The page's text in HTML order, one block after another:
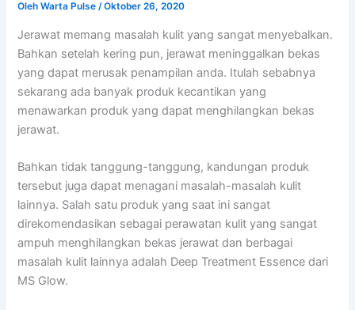
OlehWarta Pulse/Oktober 26, 2020
Jerawat memang masalah kulit yang sangat menyebalkan.
Bahkan setelah kering pun, jerawat meninggalkan bekas
yang dapat merusak penampilan anda. Itulah sebabnya
sekarang ada banyak produk kecantikan yang
menawarkan produk yang dapat menghilangkan bekas
jerawat.
Bahkan tidak tanggung-tanggung, kandungan produk
tersebut juga dapat menagani masalah-masalah kulit
lainnya. Salah satu produk yang saat ini sangat
direkomendasikan sebagai perawatan kulit yang sangat
ampuh menghilangkan bekas jerawat dan berbagai
masalah kulit lainnya adalah Deep Treatment Essence dari
MS Glow.